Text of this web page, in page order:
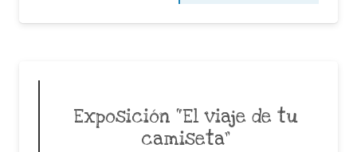
Exposición “El viaje de tu
camiseta”